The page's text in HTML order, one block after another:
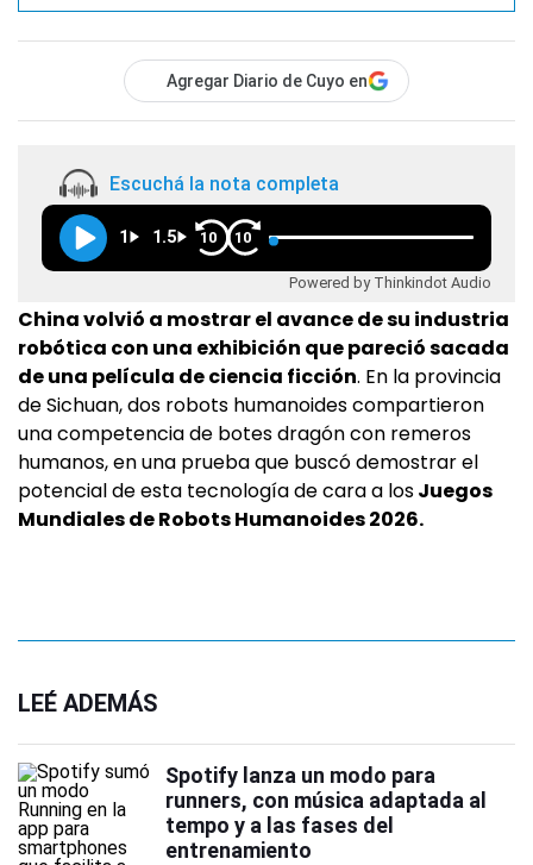
Agregar Diario de Cuyo en
Escuchá la nota completa
1 1.5 10 10
Powered by Thinkindot Audio
China volvió a mostrar el avance de su industria
robótica con una exhibición que pareció sacada
de una película de ciencia ficción. En la provincia
de Sichuan, dos robots humanoides compartieron
una competencia de botes dragón con remeros
humanos, en una prueba que buscó demostrar el
potencial de esta tecnología de cara a losJuegos
Mundiales de Robots Humanoides 2026.
LEÉ ADEMÁS
Spotify lanza un modo para
runners, con música adaptada al
tempo y a las fases del
entrenamiento